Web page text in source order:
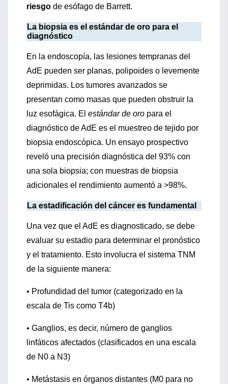
riesgo de esófago de Barrett.
La biopsia es el estándar de oro para el
diagnóstico
En la endoscopía, las lesiones tempranas del
AdE pueden ser planas, polipoides o levemente
deprimidas. Los tumores avanzados se
presentan como masas que pueden obstruir la
luz esofágica. El estándar de oro para el
diagnóstico de AdE es el muestreo de tejido por
biopsia endoscópica. Un ensayo prospectivo
reveló una precisión diagnóstica del 93% con
una sola biopsia; con muestras de biopsia
adicionales el rendimiento aumentó a >98%.
La estadificación del cáncer es fundamental
Una vez que el AdE es diagnosticado, se debe
evaluar su estadio para determinar el pronóstico
y el tratamiento. Esto involucra el sistema TNM
de la siguiente manera:
• Profundidad del tumor (categorizado en la
escala de Tis como T4b)
• Ganglios, es decir, número de ganglios
linfáticos afectados (clasificados en una escala
de N0 a N3)
• Metástasis en órganos distantes (M0 para no